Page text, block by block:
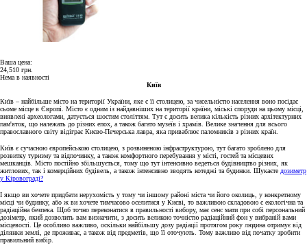
Ваша цена:
24,510 грн.
Нема в наявності
Київ
Київ – найбільше місто на території України, яке є її столицею, за чисельністю населення воно посідає
сьоме місце в Європі. Місто є одним із найдавніших на території країни, міські споруди на цьому місці,
виявлені археологами, датується шостим століттям. Тут є досить велика кількість різних архітектурних
пам'яток, що належать до різних епох, а також багато музеїв і храмів. Велике значення для всього
православного світу відіграє Києво-Печерська лавра, яка приваблює паломників з різних країн.
Київ є сучасною європейською столицею, з розвиненою інфраструктурою, тут багато зроблено для
розвитку туризму та відпочинку, а також комфортного перебування у місті, гостей та місцевих
мешканців. Місто постійно збільшується, тому що тут інтенсивно ведеться будівництво різних, як
житлових, так і комерційних будівель, а також інтенсивно зводять котеджі та будинки. Шукаєте дозиметр
у Кіровограді?
І якщо ви хочете придбати нерухомість у тому чи іншому районі міста чи його околиць, у конкретному
місці чи будинку, або ж ви хочете тимчасово оселитися у Києві, то важливою складовою є екологічна та
радіаційна безпека. Щоб точно переконатися в правильності вибору, має сенс мати при собі персональний
дозіметр, який дозволить вам визначити, з досить великою точністю радіаційний фон у вибраній вами
місцевості. Це особливо важливо, оскільки найбільшу дозу радіації протягом року людина отримує від
ділянки землі, де проживає, а також від предметів, що її оточують. Тому важливо від початку зробити
правильний вибір.